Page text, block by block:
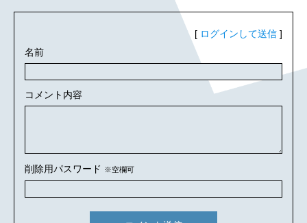
[ ログインして送信 ]
名前
コメント内容
削除用パスワード ※空欄可